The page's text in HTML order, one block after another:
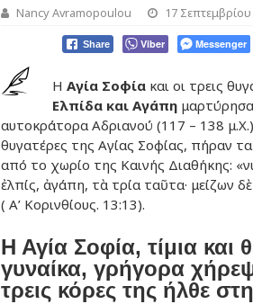
Nancy Avramopoulou 17 Σεπτεμβρίου
Share Viber Messenger
Η Αγία Σοφίακαι οι τρεις
Ελπίδα και Αγάπη
αυτοκράτορα Αδριανού (117 – 138
θυγατέρες της Αγίας Σοφίας, πήραν
από το χωρίο της Καινής Διαθήκης:
ἐλπίς, ἀγάπη, τὰ τρία ταῦτα· μείζων
( Α’ Κορινθίους. 13:13).
Η Αγία Σοφία, τίμια και
γυναίκα, γρήγορα
τρεις κόρες της ήλθε